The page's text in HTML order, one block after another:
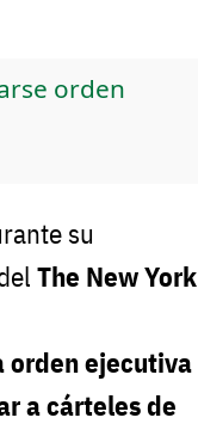
orden
su
The New York
orden ejecutiva
a cárteles de